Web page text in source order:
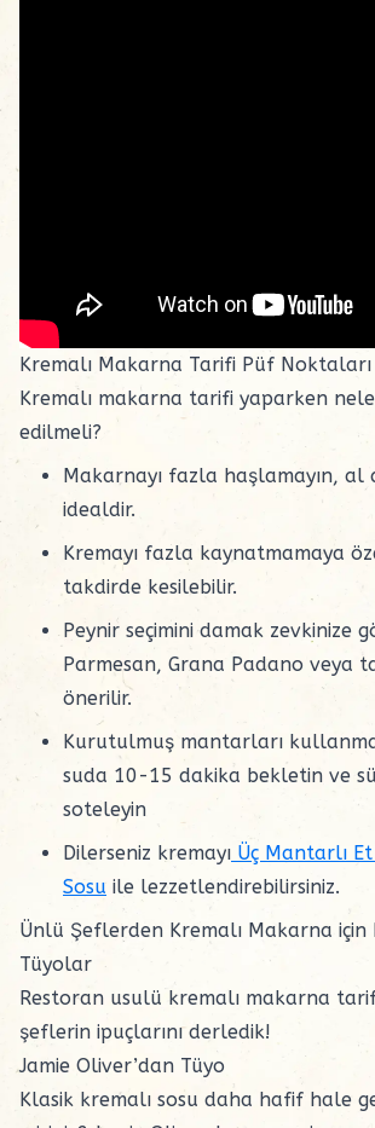
Kremalı Makarna Tarifi Püf Noktaları
Kremalı makarna tarifi yaparken
edilmeli?
Makarnayı fazla haşlamayın, al
idealdir.
Kremayı fazla kaynatmamaya
takdirde kesilebilir.
Peynir seçimini damak zevkinize
Parmesan, Grana Padano veya
önerilir.
Kurutulmuş mantarları
suda 10-15 dakika bekletin ve
soteleyin
Dilerseniz kremayı Üç Mantarlı
Sosu ile lezzetlendirebilirsiniz.
Ünlü Şeflerden Kremalı Makarna için
Tüyolar
Restoran usulü kremalı makarna
şeflerin ipuçlarını derledik!
Jamie Oliver’dan Tüyo
Klasik kremalı sosu daha hafif hale